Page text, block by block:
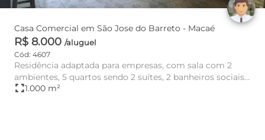
Casa Comercial em São Jose do Barreto - Macaé
R$ 8.000 /aluguel
Cód: 4607
Residência adaptada para empresas, com sala com 2
ambientes, 5 quartos sendo 2 suítes, 2 banheiros sociais,
copa/cozinha...
fullscreen1.000 m²